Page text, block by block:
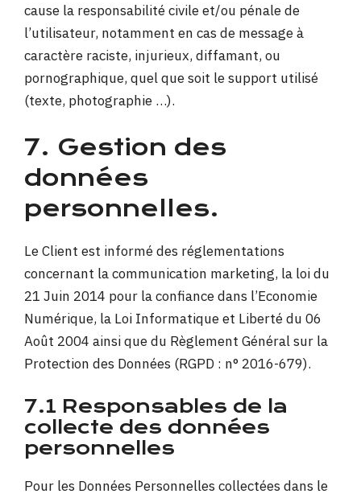
cause la responsabilité civile et/ou pénale de
l’utilisateur, notamment en cas de message à
caractère raciste, injurieux, diffamant, ou
pornographique, quel que soit le support utilisé
(texte, photographie …).
7. Gestion des
données
personnelles.
Le Client est informé des réglementations
concernant la communication marketing, la loi du
21 Juin 2014 pour la confiance dans l’Economie
Numérique, la Loi Informatique et Liberté du 06
Août 2004 ainsi que du Règlement Général sur la
Protection des Données (RGPD : n° 2016-679).
7.1 Responsables de la
collecte des données
personnelles
Pour les Données Personnelles collectées dans le